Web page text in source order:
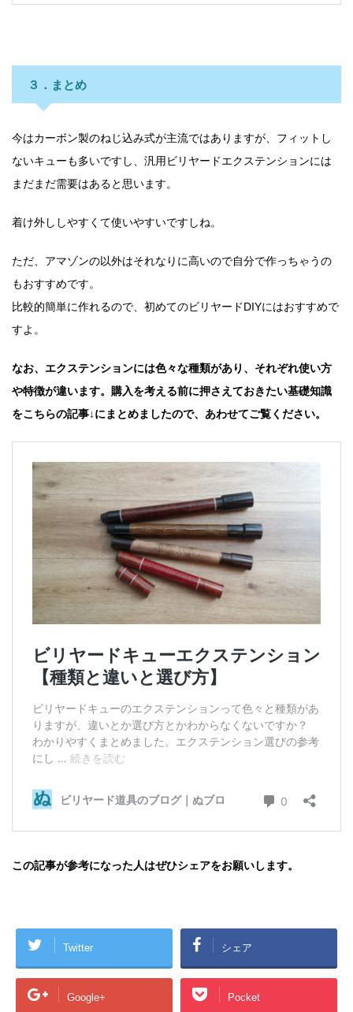
３．まとめ
今はカーボン製のねじ込み式が主流ではありますが、フィットし
ないキューも多いですし、汎用ビリヤードエクステンションには
まだまだ需要はあると思います。
着け外ししやすくて使いやすいですしね。
ただ、アマゾンの以外はそれなりに高いので自分で作っちゃうの
もおすすめです。
比較的簡単に作れるので、初めてのビリヤードDIYにはおすすめで
すよ。
なお、エクステンションには色々な種類があり、それぞれ使い方
や特徴が違います。購入を考える前に押さえておきたい基礎知識
をこちらの記事↓にまとめましたので、あわせてご覧ください。
この記事が参考になった人はぜひシェアをお願いします。
Twitter シェア
Google+ Pocket